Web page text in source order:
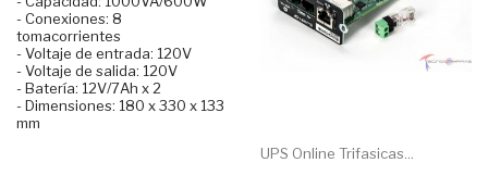
- Conexiones: 8
tomacorrientes
- Voltaje de entrada: 120V
- Voltaje de salida: 120V
- Batería: 12V/7Ah x 2
- Dimensiones: 180 x 330 x 133
mm
UPS Online Trifasicas...